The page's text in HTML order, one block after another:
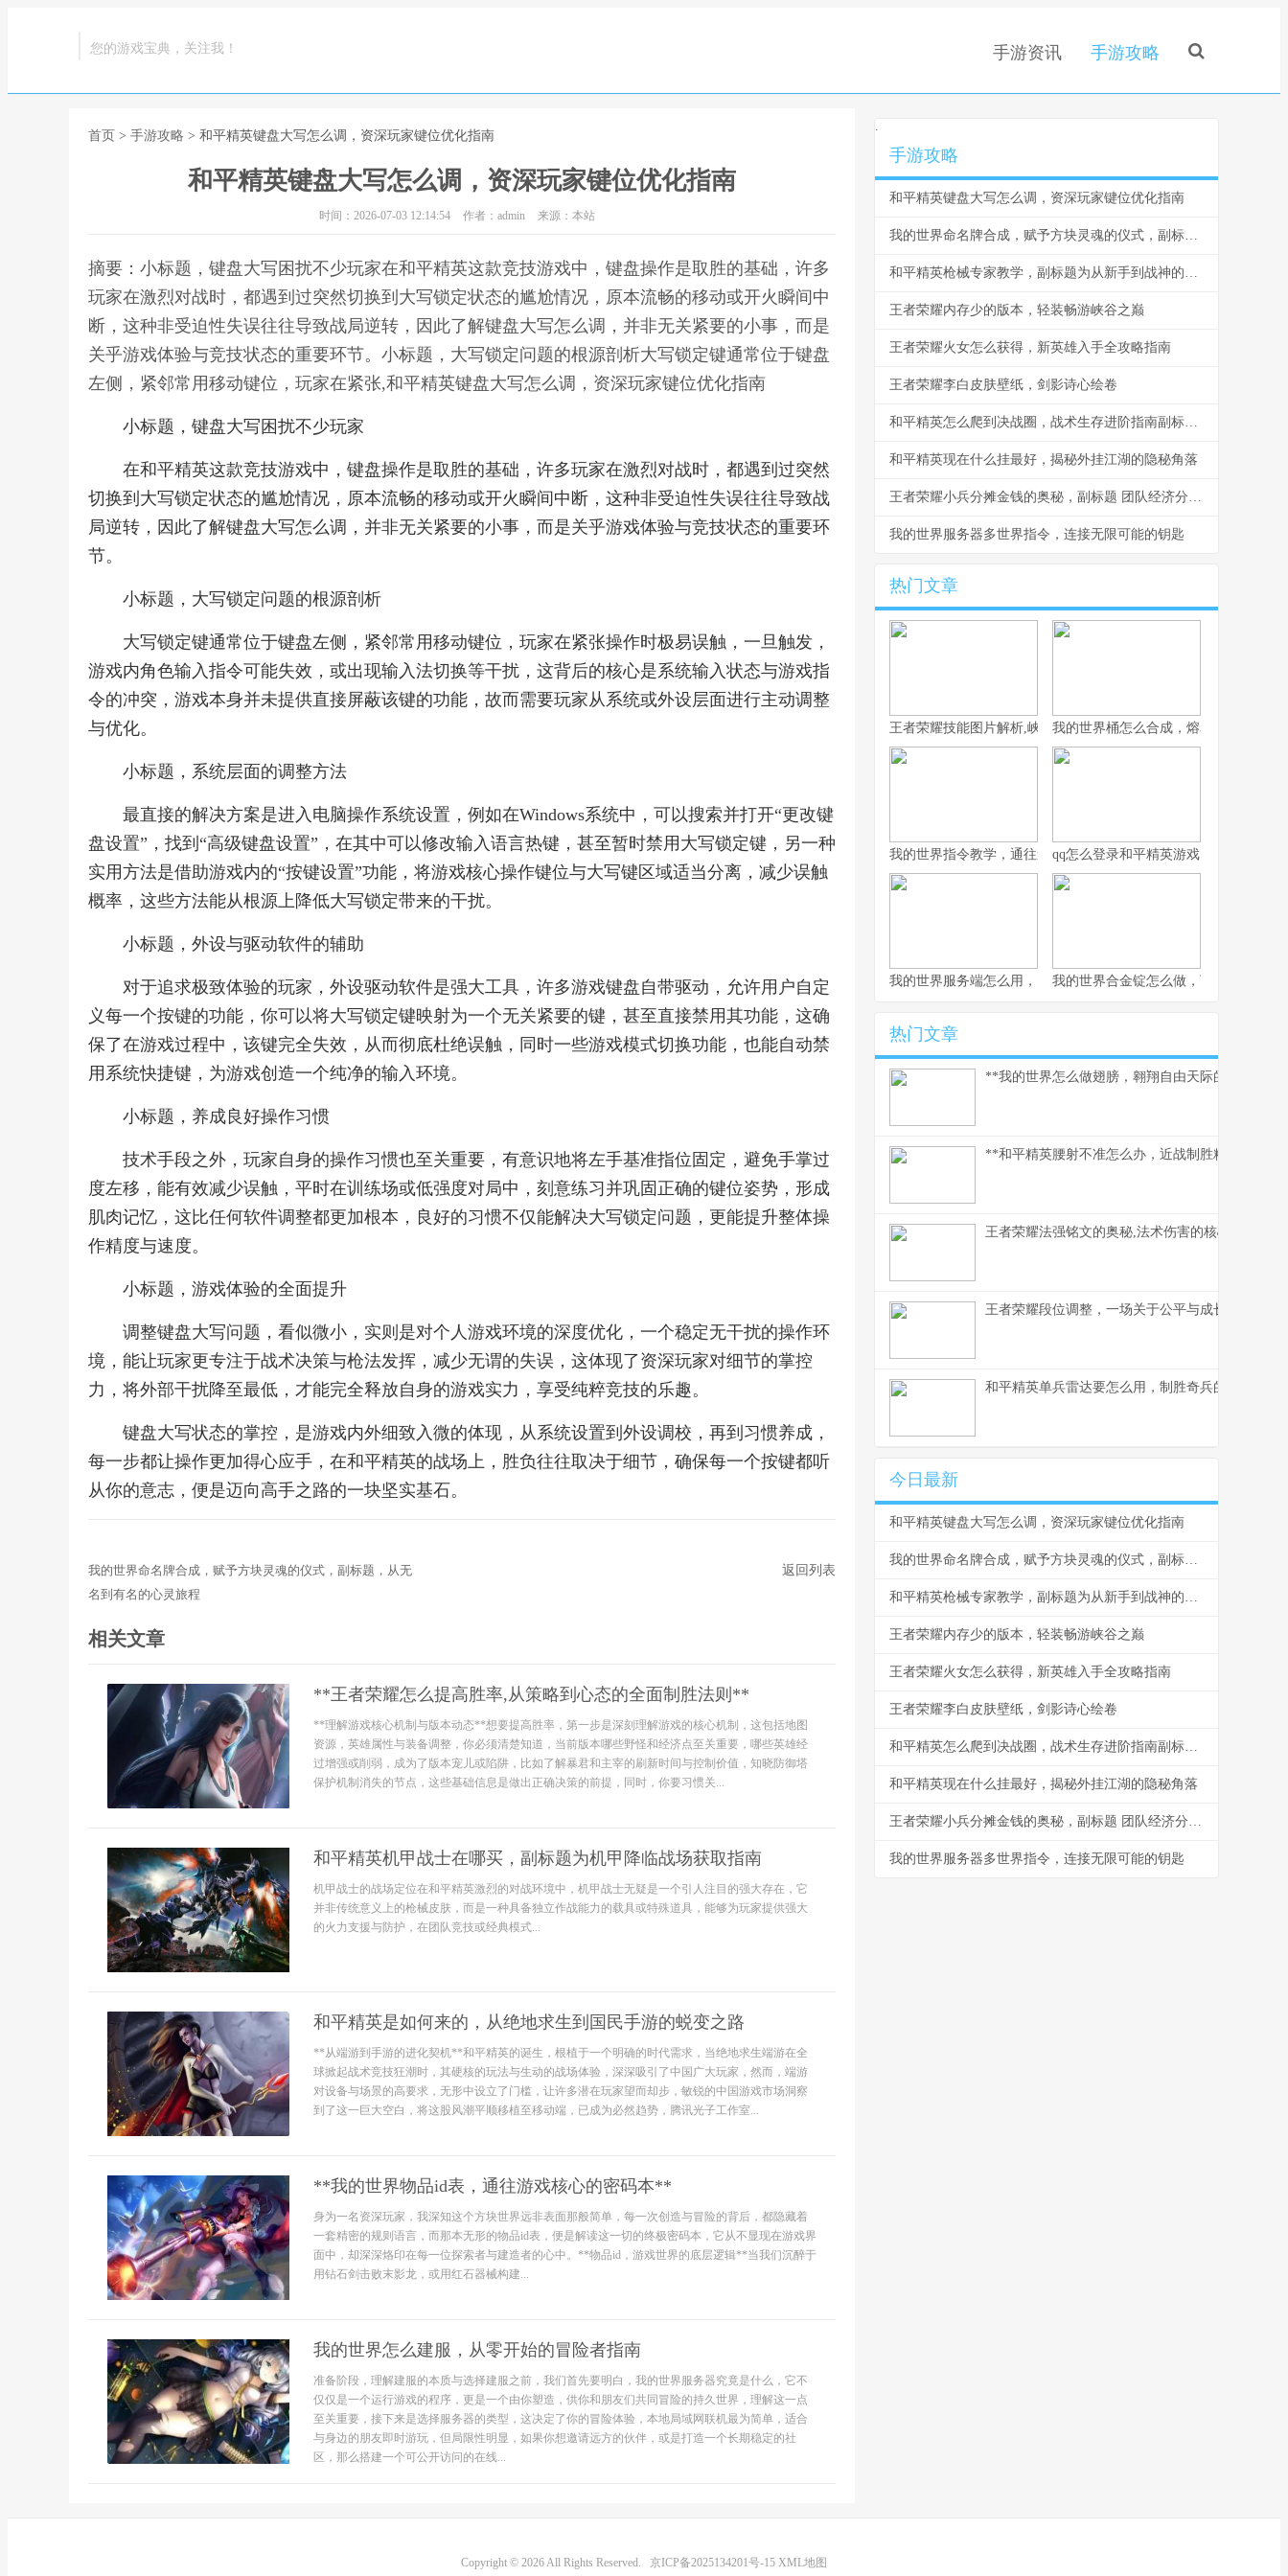
您的游戏宝典，关注我！ 手游资讯 手游攻略
首页 > 手游攻略 > 和平精英键盘大写怎么调，资深玩家键位优化指南
和平精英键盘大写怎么调，资深玩家键位优化指南
时间：2026-07-03 12:14:54 作者：admin 来源：本站
摘要：小标题，键盘大写困扰不少玩家在和平精英这款竞技游戏中，键盘操作是取胜的基础，许多
玩家在激烈对战时，都遇到过突然切换到大写锁定状态的尴尬情况，原本流畅的移动或开火瞬间中
断，这种非受迫性失误往往导致战局逆转，因此了解键盘大写怎么调，并非无关紧要的小事，而是
关乎游戏体验与竞技状态的重要环节。小标题，大写锁定问题的根源剖析大写锁定键通常位于键盘
左侧，紧邻常用移动键位，玩家在紧张,和平精英键盘大写怎么调，资深玩家键位优化指南
小标题，键盘大写困扰不少玩家
在和平精英这款竞技游戏中，键盘操作是取胜的基础，许多玩家在激烈对战时，都遇到过突然
切换到大写锁定状态的尴尬情况，原本流畅的移动或开火瞬间中断，这种非受迫性失误往往导致战
局逆转，因此了解键盘大写怎么调，并非无关紧要的小事，而是关乎游戏体验与竞技状态的重要环
节。
小标题，大写锁定问题的根源剖析
大写锁定键通常位于键盘左侧，紧邻常用移动键位，玩家在紧张操作时极易误触，一旦触发，
游戏内角色输入指令可能失效，或出现输入法切换等干扰，这背后的核心是系统输入状态与游戏指
令的冲突，游戏本身并未提供直接屏蔽该键的功能，故而需要玩家从系统或外设层面进行主动调整
与优化。
小标题，系统层面的调整方法
最直接的解决方案是进入电脑操作系统设置，例如在Windows系统中，可以搜索并打开“更改键
盘设置”，找到“高级键盘设置”，在其中可以修改输入语言热键，甚至暂时禁用大写锁定键，另一种
实用方法是借助游戏内的“按键设置”功能，将游戏核心操作键位与大写键区域适当分离，减少误触
概率，这些方法能从根源上降低大写锁定带来的干扰。
小标题，外设与驱动软件的辅助
对于追求极致体验的玩家，外设驱动软件是强大工具，许多游戏键盘自带驱动，允许用户自定
义每一个按键的功能，你可以将大写锁定键映射为一个无关紧要的键，甚至直接禁用其功能，这确
保了在游戏过程中，该键完全失效，从而彻底杜绝误触，同时一些游戏模式切换功能，也能自动禁
用系统快捷键，为游戏创造一个纯净的输入环境。
小标题，养成良好操作习惯
技术手段之外，玩家自身的操作习惯也至关重要，有意识地将左手基准指位固定，避免手掌过
度左移，能有效减少误触，平时在训练场或低强度对局中，刻意练习并巩固正确的键位姿势，形成
肌肉记忆，这比任何软件调整都更加根本，良好的习惯不仅能解决大写锁定问题，更能提升整体操
作精度与速度。
小标题，游戏体验的全面提升
调整键盘大写问题，看似微小，实则是对个人游戏环境的深度优化，一个稳定无干扰的操作环
境，能让玩家更专注于战术决策与枪法发挥，减少无谓的失误，这体现了资深玩家对细节的掌控
力，将外部干扰降至最低，才能完全释放自身的游戏实力，享受纯粹竞技的乐趣。
键盘大写状态的掌控，是游戏内外细致入微的体现，从系统设置到外设调校，再到习惯养成，
每一步都让操作更加得心应手，在和平精英的战场上，胜负往往取决于细节，确保每一个按键都听
从你的意志，便是迈向高手之路的一块坚实基石。
我的世界命名牌合成，赋予方块灵魂的仪式，副标题，从无
名到有名的心灵旅程
返回列表
相关文章
**王者荣耀怎么提高胜率,从策略到心态的全面制胜法则**
**理解游戏核心机制与版本动态**想要提高胜率，第一步是深刻理解游戏的核心机制，这包括地图
资源，英雄属性与装备调整，你必须清楚知道，当前版本哪些野怪和经济点至关重要，哪些英雄经
过增强或削弱，成为了版本宠儿或陷阱，比如了解暴君和主宰的刷新时间与控制价值，知晓防御塔
保护机制消失的节点，这些基础信息是做出正确决策的前提，同时，你要习惯关...
和平精英机甲战士在哪买，副标题为机甲降临战场获取指南
机甲战士的战场定位在和平精英激烈的对战环境中，机甲战士无疑是一个引人注目的强大存在，它
并非传统意义上的枪械皮肤，而是一种具备独立作战能力的载具或特殊道具，能够为玩家提供强大
的火力支援与防护，在团队竞技或经典模式...
和平精英是如何来的，从绝地求生到国民手游的蜕变之路
**从端游到手游的进化契机**和平精英的诞生，根植于一个明确的时代需求，当绝地求生端游在全
球掀起战术竞技狂潮时，其硬核的玩法与生动的战场体验，深深吸引了中国广大玩家，然而，端游
对设备与场景的高要求，无形中设立了门槛，让许多潜在玩家望而却步，敏锐的中国游戏市场洞察
到了这一巨大空白，将这股风潮平顺移植至移动端，已成为必然趋势，腾讯光子工作室...
**我的世界物品id表，通往游戏核心的密码本**
身为一名资深玩家，我深知这个方块世界远非表面那般简单，每一次创造与冒险的背后，都隐藏着
一套精密的规则语言，而那本无形的物品id表，便是解读这一切的终极密码本，它从不显现在游戏界
面中，却深深烙印在每一位探索者与建造者的心中。**物品id，游戏世界的底层逻辑**当我们沉醉于
用钻石剑击败末影龙，或用红石器械构建...
我的世界怎么建服，从零开始的冒险者指南
准备阶段，理解建服的本质与选择建服之前，我们首先要明白，我的世界服务器究竟是什么，它不
仅仅是一个运行游戏的程序，更是一个由你塑造，供你和朋友们共同冒险的持久世界，理解这一点
至关重要，接下来是选择服务器的类型，这决定了你的冒险体验，本地局域网联机最为简单，适合
与身边的朋友即时游玩，但局限性明显，如果你想邀请远方的伙伴，或是打造一个长期稳定的社
区，那么搭建一个可公开访问的在线...
.
手游攻略
和平精英键盘大写怎么调，资深玩家键位优化指南
我的世界命名牌合成，赋予方块灵魂的仪式，副标题，从无名到有名的心灵旅程
和平精英枪械专家教学，副标题为从新手到战神的火力掌控之道
王者荣耀内存少的版本，轻装畅游峡谷之巅
王者荣耀火女怎么获得，新英雄入手全攻略指南
王者荣耀李白皮肤壁纸，剑影诗心绘卷
和平精英怎么爬到决战圈，战术生存进阶指南副标题，从隐蔽到决胜的终极心法
和平精英现在什么挂最好，揭秘外挂江湖的隐秘角落
王者荣耀小兵分摊金钱的奥秘，副标题 团队经济分配的隐形法则
我的世界服务器多世界指令，连接无限可能的钥匙
热门文章
王者荣耀技能图片解析,峡谷战场的视觉密码我的世界桶怎么合成，熔岩水与奶的奥
我的世界指令教学，通往造物主的钥匙，资深玩家的终极指南
qq怎么登录和平精英游戏，一位资深
我的世界服务端怎么用，资深玩家实践指南我的世界合金锭怎么做，下界合金装备
热门文章
**我的世界怎么做翅膀，翱翔自由天际的必备指南
**和平精英腰射不准怎么办，近战制胜精准度提升
王者荣耀法强铭文的奥秘,法术伤害的核心基石
王者荣耀段位调整，一场关于公平与成长的博弈
和平精英单兵雷达要怎么用，制胜奇兵的信号艺术
今日最新
和平精英键盘大写怎么调，资深玩家键位优化指南
我的世界命名牌合成，赋予方块灵魂的仪式，副标题，从无名到有名的心灵旅程
和平精英枪械专家教学，副标题为从新手到战神的火力掌控之道
王者荣耀内存少的版本，轻装畅游峡谷之巅
王者荣耀火女怎么获得，新英雄入手全攻略指南
王者荣耀李白皮肤壁纸，剑影诗心绘卷
和平精英怎么爬到决战圈，战术生存进阶指南副标题，从隐蔽到决胜的终极心法
和平精英现在什么挂最好，揭秘外挂江湖的隐秘角落
王者荣耀小兵分摊金钱的奥秘，副标题 团队经济分配的隐形法则
我的世界服务器多世界指令，连接无限可能的钥匙
Copyright © 2026 All Rights Reserved. 京ICP备2025134201号-15 XML地图